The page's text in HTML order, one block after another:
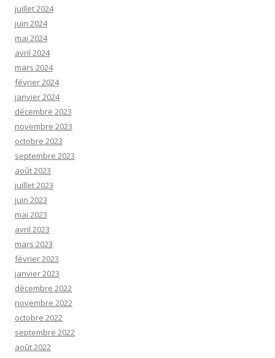
juillet 2024
juin 2024
mai 2024
avril 2024
mars 2024
février 2024
janvier 2024
décembre 2023
novembre 2023
octobre 2023
septembre 2023
août 2023
juillet 2023
juin 2023
mai 2023
avril 2023
mars 2023
février 2023
janvier 2023
décembre 2022
novembre 2022
octobre 2022
septembre 2022
août 2022